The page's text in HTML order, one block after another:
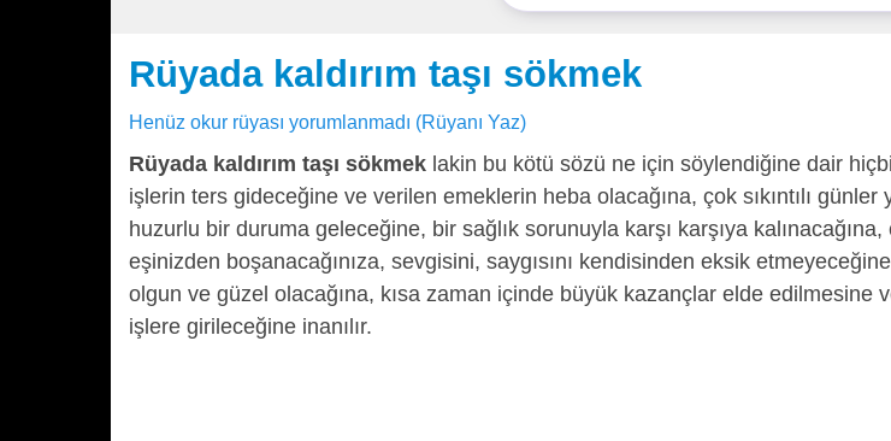
Rüyada kaldırım taşı sökmek
Henüz okur rüyası yorumlanmadı (Rüyanı Yaz)
Rüyada kaldırım taşı sökmek lakin bu kötü sözü ne için söylendiğine dair
işlerin ters gideceğine ve verilen emeklerin heba olacağına, çok sıkıntılı günler
huzurlu bir duruma geleceğine, bir sağlık sorunuyla karşı karşıya
eşinizden boşanacağınıza, sevgisini, saygısını kendisinden eksik
olgun ve güzel olacağına, kısa zaman içinde büyük kazançlar elde edilmesine
işlere girileceğine inanılır.